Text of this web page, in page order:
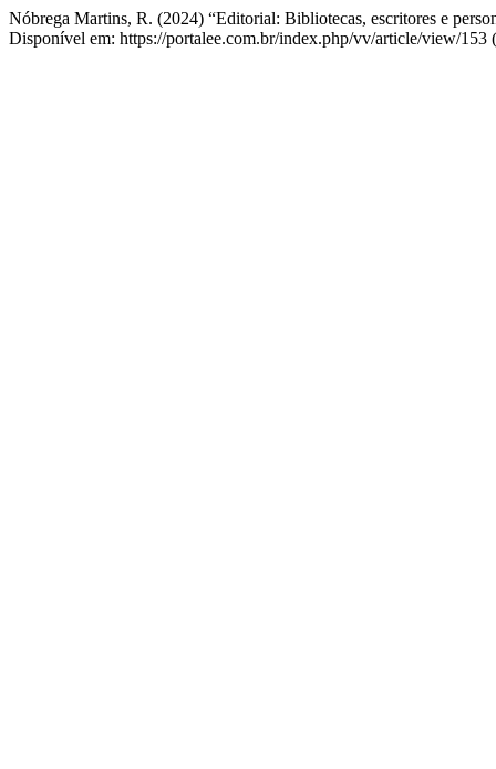
Nóbrega Martins, R. (2024) “Editorial: Bibliotecas, escritores e
Disponível em: https://portalee.com.br/index.php/vv/article/view/153